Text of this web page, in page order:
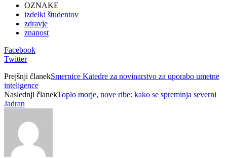
OZNAKE
izdelki študentov
zdravje
znanost
Facebook
Twitter
Prejšnji članekSmernice Katedre za novinarstvo za uporabo umetne
inteligence
Naslednji članekToplo morje, nove ribe: kako se spreminja severni
Jadran